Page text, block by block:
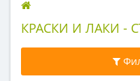
КРАСКИ И ЛАКИ -